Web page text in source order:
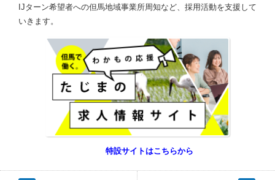
IJターン希望者への但馬地域事業所周知など、採用活動を支援して
いきます。
特設サイトはこちらから